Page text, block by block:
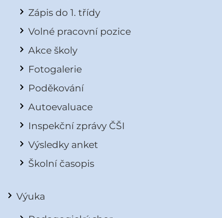
Zápis do 1. třídy
Volné pracovní pozice
Akce školy
Fotogalerie
Poděkování
Autoevaluace
Inspekční zprávy ČŠI
Výsledky anket
Školní časopis
Výuka